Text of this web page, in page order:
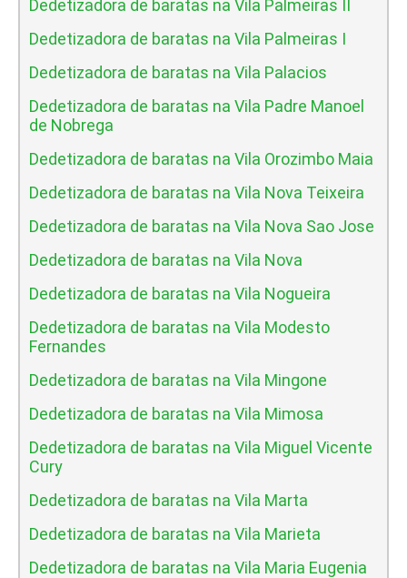
Dedetizadora de baratas na Vila Palmeiras II
Dedetizadora de baratas na Vila Palmeiras I
Dedetizadora de baratas na Vila Palacios
Dedetizadora de baratas na Vila Padre Manoel
de Nobrega
Dedetizadora de baratas na Vila Orozimbo Maia
Dedetizadora de baratas na Vila Nova Teixeira
Dedetizadora de baratas na Vila Nova Sao Jose
Dedetizadora de baratas na Vila Nova
Dedetizadora de baratas na Vila Nogueira
Dedetizadora de baratas na Vila Modesto
Fernandes
Dedetizadora de baratas na Vila Mingone
Dedetizadora de baratas na Vila Mimosa
Dedetizadora de baratas na Vila Miguel Vicente
Cury
Dedetizadora de baratas na Vila Marta
Dedetizadora de baratas na Vila Marieta
Dedetizadora de baratas na Vila Maria Eugenia